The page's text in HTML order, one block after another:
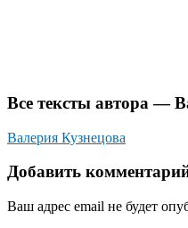
Все тексты автора —
Валерия Кузнецова
Добавить
Ваш адрес email не будет